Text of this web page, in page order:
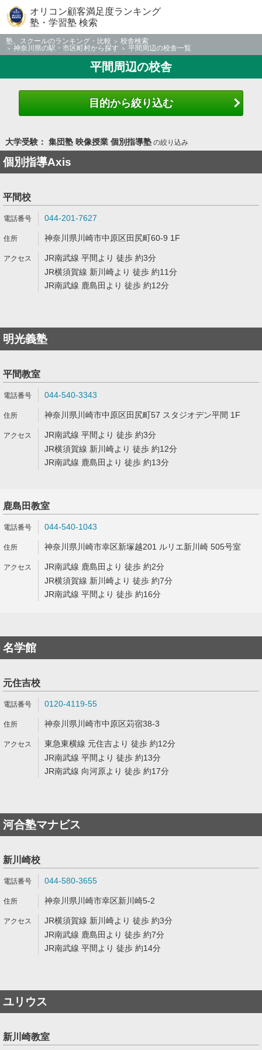
オリコン顧客満足度ランキング
塾・学習塾 検索
塾、スクールのランキング・比較
校舎検索
神奈川県の駅・市区町村から探す
平間周辺の校舎一覧
平間周辺の校舎
目的から絞り込む
大学受験： 集団塾 映像授業 個別指導塾の絞り込み
個別指導Axis
平間校
044-201-7627
神奈川県川崎市中原区田尻町60-9 1F
JR南武線 平間より 徒歩 約3分
JR横須賀線 新川崎より 徒歩 約11分
JR南武線 鹿島田より 徒歩 約12分
明光義塾
平間教室
044-540-3343
神奈川県川崎市中原区田尻町57 スタジオデン平間 1F
JR南武線 平間より 徒歩 約3分
JR横須賀線 新川崎より 徒歩 約12分
JR南武線 鹿島田より 徒歩 約13分
鹿島田教室
044-540-1043
神奈川県川崎市幸区新塚越201 ルリエ新川崎 505号室
JR南武線 鹿島田より 徒歩 約2分
JR横須賀線 新川崎より 徒歩 約7分
JR南武線 平間より 徒歩 約16分
名学館
元住吉校
0120-4119-55
神奈川県川崎市中原区苅宿38-3
東急東横線 元住吉より 徒歩 約12分
JR南武線 平間より 徒歩 約13分
JR南武線 向河原より 徒歩 約17分
河合塾マナビス
新川崎校
044-580-3655
神奈川県川崎市幸区新川崎5-2
JR横須賀線 新川崎より 徒歩 約3分
JR南武線 鹿島田より 徒歩 約7分
JR南武線 平間より 徒歩 約14分
ユリウス
新川崎教室